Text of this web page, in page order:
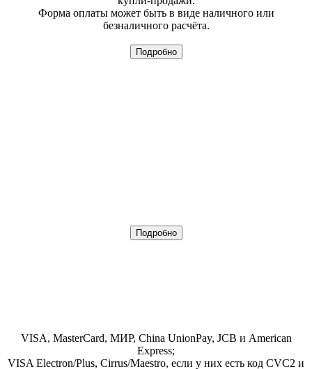
Форма оплаты может быть в виде наличного или
безналичного расчёта.
Подробно
Подробно
VISA, MasterCard, МИР, China UnionPay, JCB и American
Express;
VISA Electron/Plus, Cirrus/Maestro, если у них есть код CVC2 и